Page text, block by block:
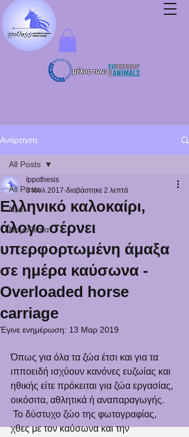
μέλος των:
Ανάρτηση
All Posts
Νέα
Νομοθεσία
All Posts
Ελληνικό καλοκαίρι,
άλογο σέρνει
υπερφορτωμένη άμαξα
σε ημέρα καύσωνα -
Overloaded horse
carriage
Ippothesis
3 Ιουλ 2017 διαβάστηκε 2 λεπτά
Έγινε ενημέρωση: 13 Μαρ 2019
Όπως για όλα τα ζώα έτσι και για τα
ιπποειδή ισχύουν κανόνες ευζωίας και
ηθικής είτε πρόκειται για ζώα εργασίας,
οικόσιτα, αθλητικά ή αναπαραγωγής.
χθες με τον καύσωνα και την